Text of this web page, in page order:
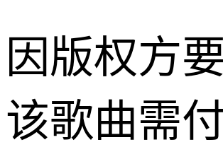
因版权方
该歌曲需